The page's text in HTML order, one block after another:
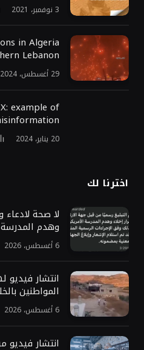
3 نوفمبر، 2021
in Algeria
Lebanon
29 أغسطس، 2024
example of
20 يناير، 2024
اخترنا لك
لا صحة لادعاء
وهدم المدرسة
6 أغسطس، 2026
انتشار
المواطنين
6 أغسطس، 2026
انتشار فيديو